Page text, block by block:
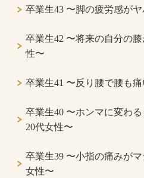
卒業生43 〜脚の疲労感が
卒業生42 〜将来の自分の
性〜
卒業生41 〜反り腰で腰も
卒業生40 〜ホンマに変わ
20代女性〜
卒業生39 〜小指の痛みが
女性〜